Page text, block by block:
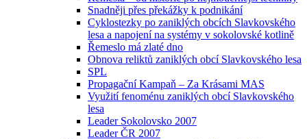
Snadněji přes překážky k podnikání
Cyklostezky po zaniklých obcích Slavkovského
lesa a napojení na systémy v sokolovské kotlině
Řemeslo má zlaté dno
Obnova reliktů zaniklých obcí Slavkovského lesa
SPL
Propagační Kampaň – Za Krásami MAS
Využití fenoménu zaniklých obcí Slavkovského
lesa
Leader Sokolovsko 2007
Leader ČR 2007